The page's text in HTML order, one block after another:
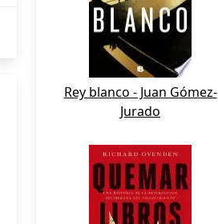
Rey blanco - Juan Gómez-
Jurado